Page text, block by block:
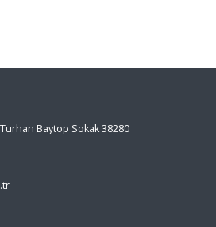
Baytop Sokak 38280